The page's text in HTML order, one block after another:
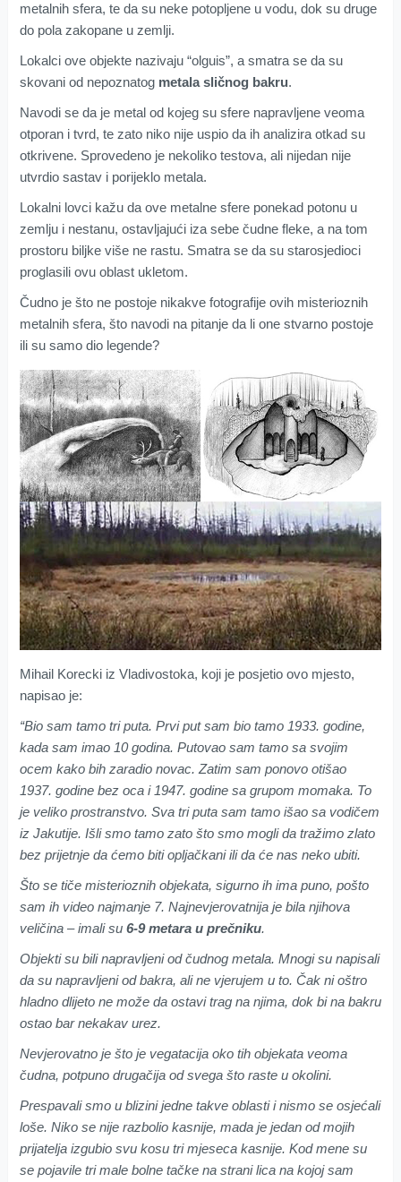
metalnih sfera, te da su neke potopljene u vodu, dok su druge
do pola zakopane u zemlji.
Lokalci ove objekte nazivaju “olguis”, a smatra se da su
skovani od nepoznatog metala sličnog bakru.
Navodi se da je metal od kojeg su sfere napravljene veoma
otporan i tvrd, te zato niko nije uspio da ih analizira otkad su
otkrivene. Sprovedeno je nekoliko testova, ali nijedan nije
utvrdio sastav i porijeklo metala.
Lokalni lovci kažu da ove metalne sfere ponekad potonu u
zemlju i nestanu, ostavljajući iza sebe čudne fleke, a na tom
prostoru biljke više ne rastu. Smatra se da su starosjedioci
proglasili ovu oblast ukletom.
Čudno je što ne postoje nikakve fotografije ovih misterioznih
metalnih sfera, što navodi na pitanje da li one stvarno postoje
ili su samo dio legende?
Mihail Korecki iz Vladivostoka, koji je posjetio ovo mjesto,
napisao je:
“Bio sam tamo tri puta. Prvi put sam bio tamo 1933. godine,
kada sam imao 10 godina. Putovao sam tamo sa svojim
ocem kako bih zaradio novac. Zatim sam ponovo otišao
1937. godine bez oca i 1947. godine sa grupom momaka. To
je veliko prostranstvo. Sva tri puta sam tamo išao sa vodičem
iz Jakutije. Išli smo tamo zato što smo mogli da tražimo zlato
bez prijetnje da ćemo biti opljačkani ili da će nas neko ubiti.
Što se tiče misterioznih objekata, sigurno ih ima puno, pošto
sam ih video najmanje 7. Najnevjerovatnija je bila njihova
veličina – imali su 6-9 metara u prečniku.
Objekti su bili napravljeni od čudnog metala. Mnogi su napisali
da su napravljeni od bakra, ali ne vjerujem u to. Čak ni oštro
hladno dlijeto ne može da ostavi trag na njima, dok bi na bakru
ostao bar nekakav urez.
Nevjerovatno je što je vegatacija oko tih objekata veoma
čudna, potpuno drugačija od svega što raste u okolini.
Prespavali smo u blizini jedne takve oblasti i nismo se osjećali
loše. Niko se nije razbolio kasnije, mada je jedan od mojih
prijatelja izgubio svu kosu tri mjeseca kasnije. Kod mene su
se pojavile tri male bolne tačke na strani lica na kojoj sam